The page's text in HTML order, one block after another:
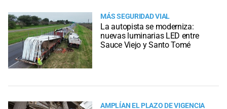
MÁS SEGURIDAD VIAL
La autopista se moderniza:
nuevas luminarias LED entre
Sauce Viejo y Santo Tomé
AMPLÍAN EL PLAZO DE VIGENCIA